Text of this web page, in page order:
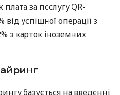
за послугу QR-
від успішної операції з
з карток іноземних
базується на введенні